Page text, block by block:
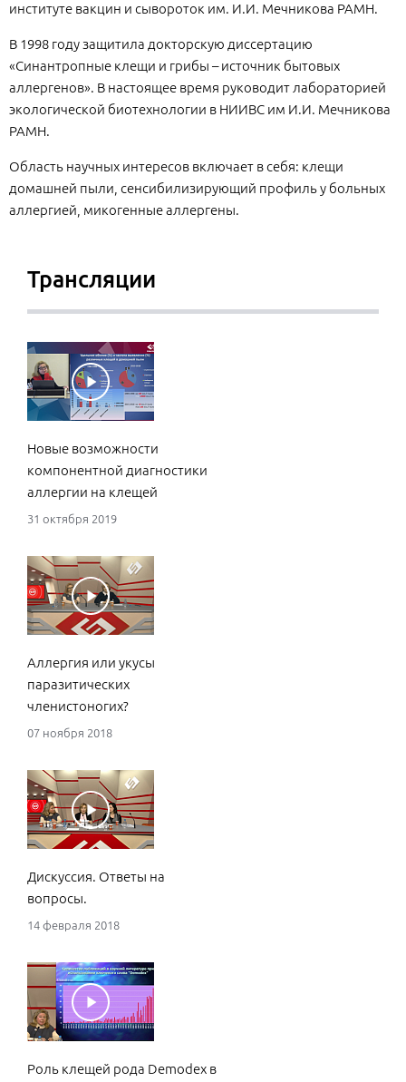
институте вакцин и сывороток им. И.И. Мечникова РАМН.
В 1998 году защитила докторскую диссертацию
«Синантропные клещи и грибы – источник бытовых
аллергенов». В настоящее время руководит лабораторией
экологической биотехнологии в НИИВС им И.И. Мечникова
РАМН.
Область научных интересов включает в себя: клещи
домашней пыли, сенсибилизирующий профиль у больных
аллергией, микогенные аллергены.
Трансляции
Новые возможности
компонентной диагностики
аллергии на клещей
31 октября 2019
Аллергия или укусы
паразитических
членистоногих?
07 ноября 2018
Дискуссия. Ответы на
вопросы.
14 февраля 2018
Роль клещей рода Demodex в